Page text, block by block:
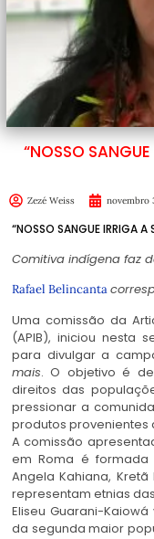
“NOSSO
Zezé Weiss novembro
“NOSSO SANGUE IRRIGA
Comitiva indígena faz
Rafael Belincanta
Uma comissão da
(APIB), iniciou nesta
para divulgar a
mais. O objetivo é
direitos das
pressionar a
produtos provenientes
A comissão
em Roma é formada
Angela Kahiana,
representam etnias
Eliseu Guarani-
da segunda maior